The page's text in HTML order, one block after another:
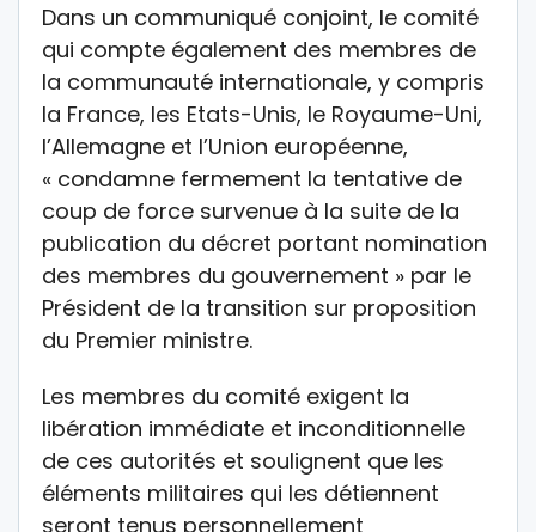
Dans un communiqué conjoint, le comité
qui compte également des membres de
la communauté internationale, y compris
la France, les Etats-Unis, le Royaume-Uni,
l’Allemagne et l’Union européenne,
« condamne fermement la tentative de
coup de force survenue à la suite de la
publication du décret portant nomination
des membres du gouvernement » par le
Président de la transition sur proposition
du Premier ministre.
Les membres du comité exigent la
libération immédiate et inconditionnelle
de ces autorités et soulignent que les
éléments militaires qui les détiennent
seront tenus personnellement